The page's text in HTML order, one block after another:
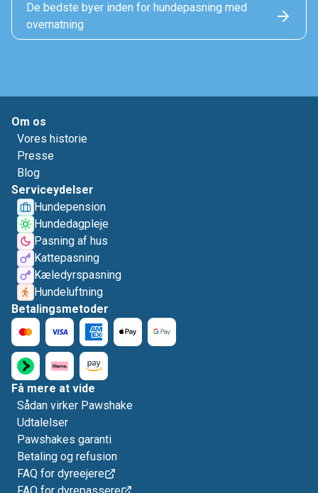
De bedste byer inden for hundepasning med
overnatning
Om os
Vores historie
Presse
Blog
Serviceydelser
Hundepension
Hundedagpleje
Pasning af hus
Kattepasning
Kæledyrspasning
Hundeluftning
Betalingsmetoder
Få mere at vide
Sådan virker Pawshake
Udtalelser
Pawshakes garanti
Betaling og refusion
FAQ for dyreejere